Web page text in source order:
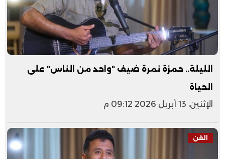
الليلة.. حمزة نمرة ضيف "واحد من الناس" على
الحياة
الإثنين، 13 أبريل 2026 09:12 م
الفن